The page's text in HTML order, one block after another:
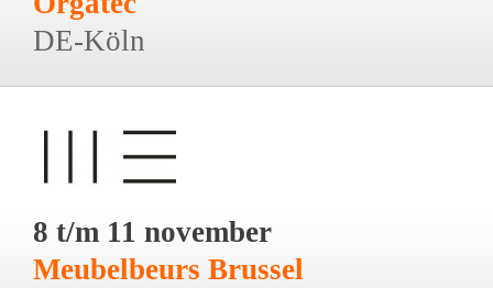
DE-Köln
8 t/m 11 november
Meubelbeurs Brussel